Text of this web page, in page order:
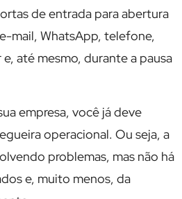
de entrada para abertura
mail, WhatsApp, telefone,
até mesmo, durante a pausa
empresa, você já deve
operacional. Ou seja, a
problemas, mas não há
e, muito menos, da